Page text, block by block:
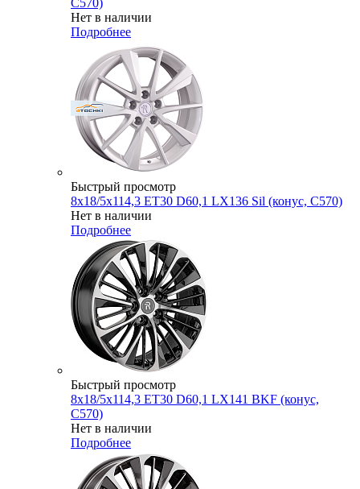
C570)
Нет в наличии
Подробнее
Быстрый просмотр
8x18/5x114,3 ET30 D60,1 LX136 Sil (конус, C570)
Нет в наличии
Подробнее
Быстрый просмотр
8x18/5x114,3 ET30 D60,1 LX141 BKF (конус,
C570)
Нет в наличии
Подробнее